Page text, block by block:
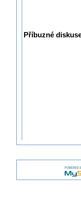
Příbuzné